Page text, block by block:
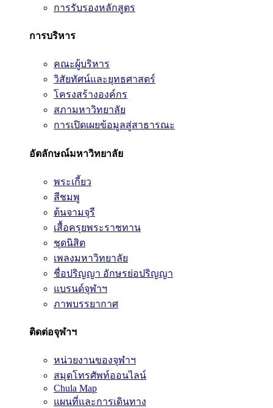
การรับรองหลักสูตร
การบริหาร
คณะผู้บริหาร
วิสัยทัศน์และยุทธศาสตร์
โครงสร้างองค์กร
สภามหาวิทยาลัย
การเปิดเผยข้อมูลสู่สาธารณะ
อัตลักษณ์มหาวิทยาลัย
พระเกี้ยว
สีชมพู
ต้นจามจุรี
เสื้อครุยพระราชทาน
ชุดนิสิต
เพลงมหาวิทยาลัย
ชื่อปริญญา อักษรย่อปริญญา
แบรนด์จุฬาฯ
ภาพบรรยากาศ
ติดต่อจุฬาฯ
หน่วยงานของจุฬาฯ
สมุดโทรศัพท์ออนไลน์
Chula Map
แผนที่และการเดินทาง